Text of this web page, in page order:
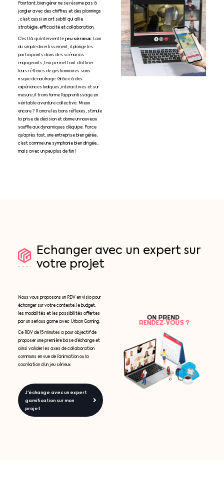
Pourtant, bien gérer ne se résume pas à
jongler avec des chiffres et des plannings
; c’est aussi un art subtil qui allie
stratégie, efficacité et collaboration.
C’est là qu’intervient lejeu sérieux. Loin
du simple divertissement, il plonge les
participants dans des scénarios
engageants, leur permettant d’affiner
leurs réflexes de gestionnaires sans
risque de naufrage. Grâce à des
expériences ludiques, interactives et sur
mesure, il transforme l’apprentissage en
véritable aventure collective. Mieux
encore ? Il ancre les bons réflexes, stimule
la prise de décision et donne un nouveau
souffle aux dynamiques d’équipe. Parce
qu’après tout, une entreprise bien gérée,
c’est comme une symphonie bien dirigée…
mais avec un peu plus de fun !
Echanger avec un expert sur
votre projet
Nous vous proposons un RDV en visio pour
échanger sur votre contexte, le budget,
les modalités et les possibilités offertes
par un serious game avec Urban Gaming.
Ce RDV de 15 minutes a pour objectif de
proposer une première base d’échange et
ainsi valider les axes de collaboration
communs en vue de l’animation ou la
cocréation d’un jeu sérieux
J'échange avec un expert
gamification sur mon
projet